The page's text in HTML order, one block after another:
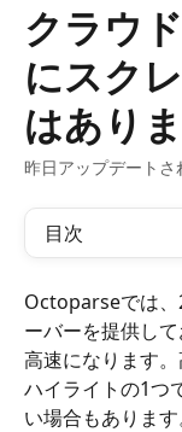
クラウ
にスク
はあり
昨日アップデートさ
目次
Octoparseでは
ーバーを提供し
高速になります
ハイライトの1つ
い場合もあります